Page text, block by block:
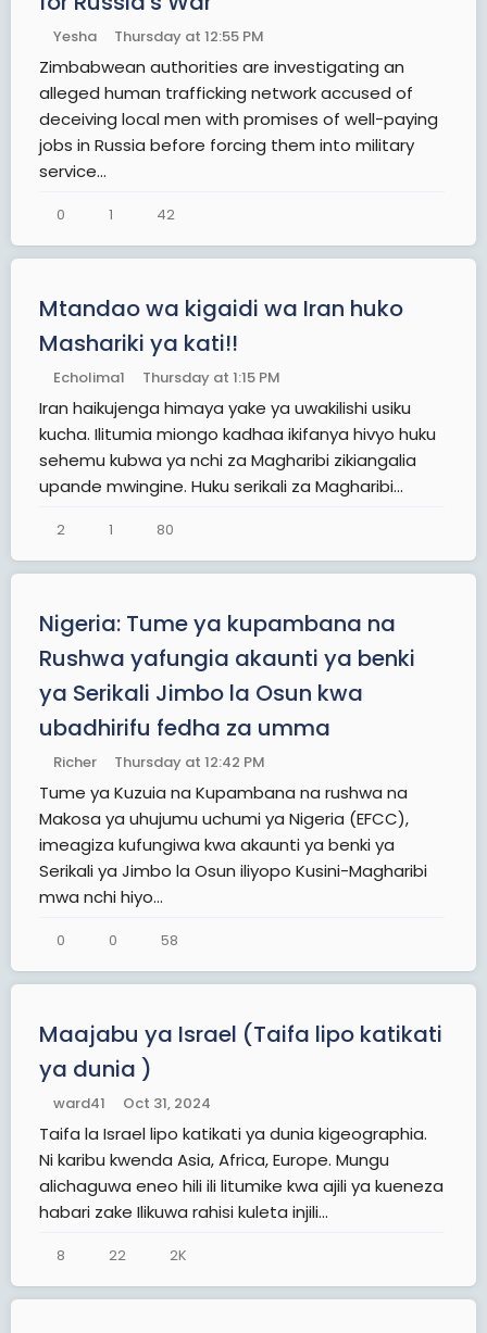
Yesha Thursday at 12:55 PM
Zimbabwean authorities are investigating an
alleged human trafficking network accused of
deceiving local men with promises of well-paying
jobs in Russia before forcing them into military
service...
0 1 42
Mtandao wa kigaidi wa Iran huko
Mashariki ya kati!!
Echolima1 Thursday at 1:15 PM
Iran haikujenga himaya yake ya uwakilishi usiku
kucha. Ilitumia miongo kadhaa ikifanya hivyo huku
sehemu kubwa ya nchi za Magharibi zikiangalia
upande mwingine. Huku serikali za Magharibi...
2 1 80
Nigeria: Tume ya kupambana na
Rushwa yafungia akaunti ya benki
ya Serikali Jimbo la Osun kwa
ubadhirifu fedha za umma
Richer Thursday at 12:42 PM
Tume ya Kuzuia na Kupambana na rushwa na
Makosa ya uhujumu uchumi ya Nigeria (EFCC),
imeagiza kufungiwa kwa akaunti ya benki ya
Serikali ya Jimbo la Osun iliyopo Kusini-Magharibi
mwa nchi hiyo...
0 0 58
Maajabu ya Israel (Taifa lipo katikati
ya dunia )
ward41 Oct 31, 2024
Taifa la Israel lipo katikati ya dunia kigeographia.
Ni karibu kwenda Asia, Africa, Europe. Mungu
alichaguwa eneo hili ili litumike kwa ajili ya kueneza
habari zake Ilikuwa rahisi kuleta injili...
8 22 2K